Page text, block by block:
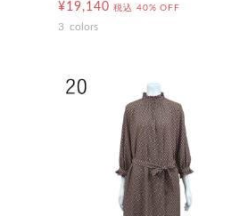
¥19,140 税込 40% OFF
3 colors